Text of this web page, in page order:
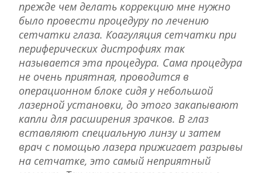
прежде чем делать коррекцию мне нужно
было провести процедуру по лечению
сетчатки глаза. Коагуляция сетчатки при
периферических дистрофиях так
называется эта процедура. Сама процедура
не очень приятная, проводится в
операционном блоке сидя у небольшой
лазерной установки, до этого закапывают
капли для расширения зрачков. В глаз
вставляют специальную линзу и затем
врач с помощью лазера прижигает разрывы
на сетчатке, это самый неприятный